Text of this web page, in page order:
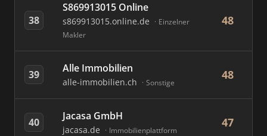
38
S869913015 Online
s869913015.online.de
Einzelner
Makler
48
39 Alle Immobilien
alle-immobilien.ch Sonstige
48
40 Jacasa GmbH
jacasa.de Immobilienplattform
47